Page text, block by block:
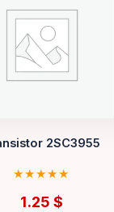
2SC3955
1.25 $